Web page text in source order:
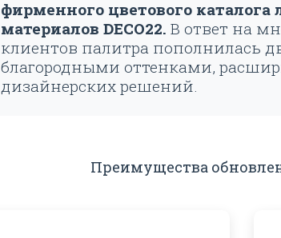
фирменного цветового
материалов DECO22. В ответ на
клиентов палитра пополнилась
благородными оттенками,
дизайнерских решений.
Преимущества